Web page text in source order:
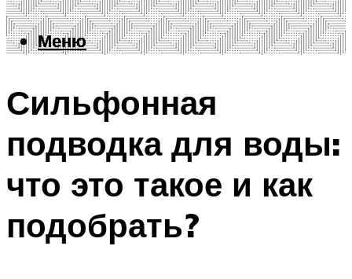
Меню
Меню
Сильфонная
подводка для воды:
что это такое и как
подобрать?